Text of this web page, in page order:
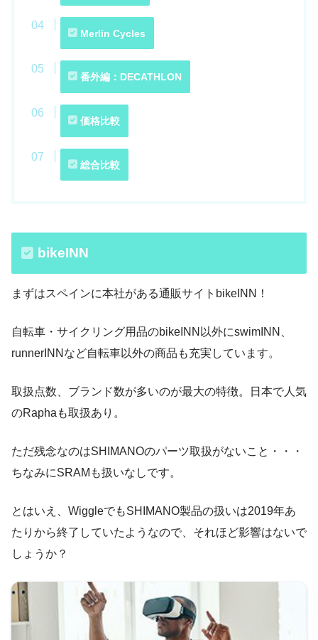
Merlin Cycles
番外編：DECATHLON
価格比較
総合比較
bikeINN
まずはスペインに本社がある通販サイトbikeINN！
自転車・サイクリング用品のbikeINN以外にswimINN、
runnerINNなど自転車以外の商品も充実しています。
取扱点数、ブランド数が多いのが最大の特徴。日本で人気
のRaphaも取扱あり。
ただ残念なのはSHIMANOのパーツ取扱がないこと・・・
ちなみにSRAMも扱いなしです。
とはいえ、WiggleでもSHIMANO製品の扱いは2019年あ
たりから終了していたようなので、それほど影響はないで
しょうか？